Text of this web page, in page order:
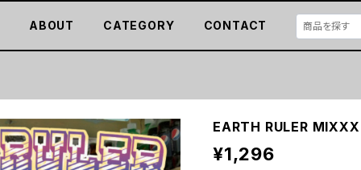
ABOUT CATEGORY CONTACT
EARTH RULER
¥1,296